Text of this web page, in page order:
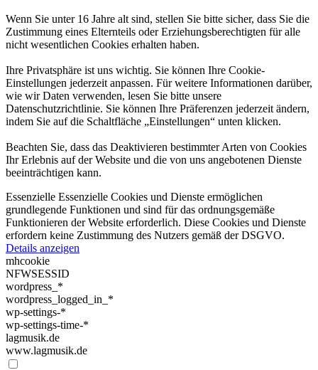
Wenn Sie unter 16 Jahre alt sind, stellen Sie bitte sicher, dass Sie die
Zustimmung eines Elternteils oder Erziehungsberechtigten für alle
nicht wesentlichen Cookies erhalten haben.
Ihre Privatsphäre ist uns wichtig. Sie können Ihre Cookie-
Einstellungen jederzeit anpassen. Für weitere Informationen darüber,
wie wir Daten verwenden, lesen Sie bitte unsere
Datenschutzrichtlinie. Sie können Ihre Präferenzen jederzeit ändern,
indem Sie auf die Schaltfläche „Einstellungen“ unten klicken.
Beachten Sie, dass das Deaktivieren bestimmter Arten von Cookies
Ihr Erlebnis auf der Website und die von uns angebotenen Dienste
beeinträchtigen kann.
Essenzielle Essenzielle Cookies und Dienste ermöglichen
grundlegende Funktionen und sind für das ordnungsgemäße
Funktionieren der Website erforderlich. Diese Cookies und Dienste
erfordern keine Zustimmung des Nutzers gemäß der DSGVO.
Details anzeigen
mhcookie
NFWSESSID
wordpress_*
wordpress_logged_in_*
wp-settings-*
wp-settings-time-*
lagmusik.de
www.lagmusik.de